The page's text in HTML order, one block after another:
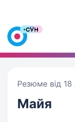
Резюме від
Майя